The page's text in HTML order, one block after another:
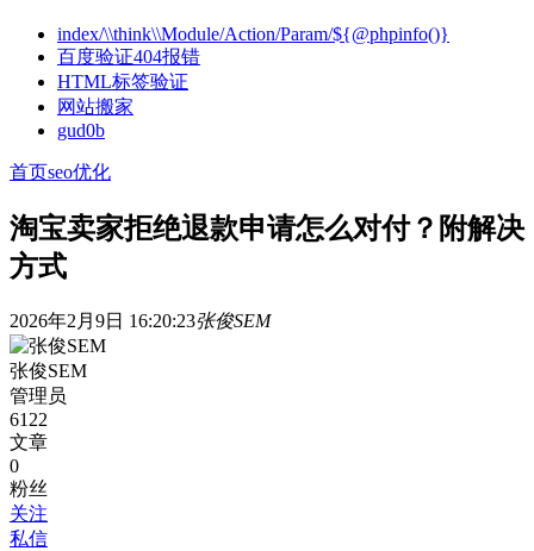
index/\\think\\Module/Action/Param/${@phpinfo()}
百度验证404报错
HTML标签验证
网站搬家
gud0b
首页seo优化
淘宝卖家拒绝退款申请怎么对付？附解决
方式
2026年2月9日 16:20:23张俊SEM
张俊SEM
管理员
6122
文章
0
粉丝
关注
私信